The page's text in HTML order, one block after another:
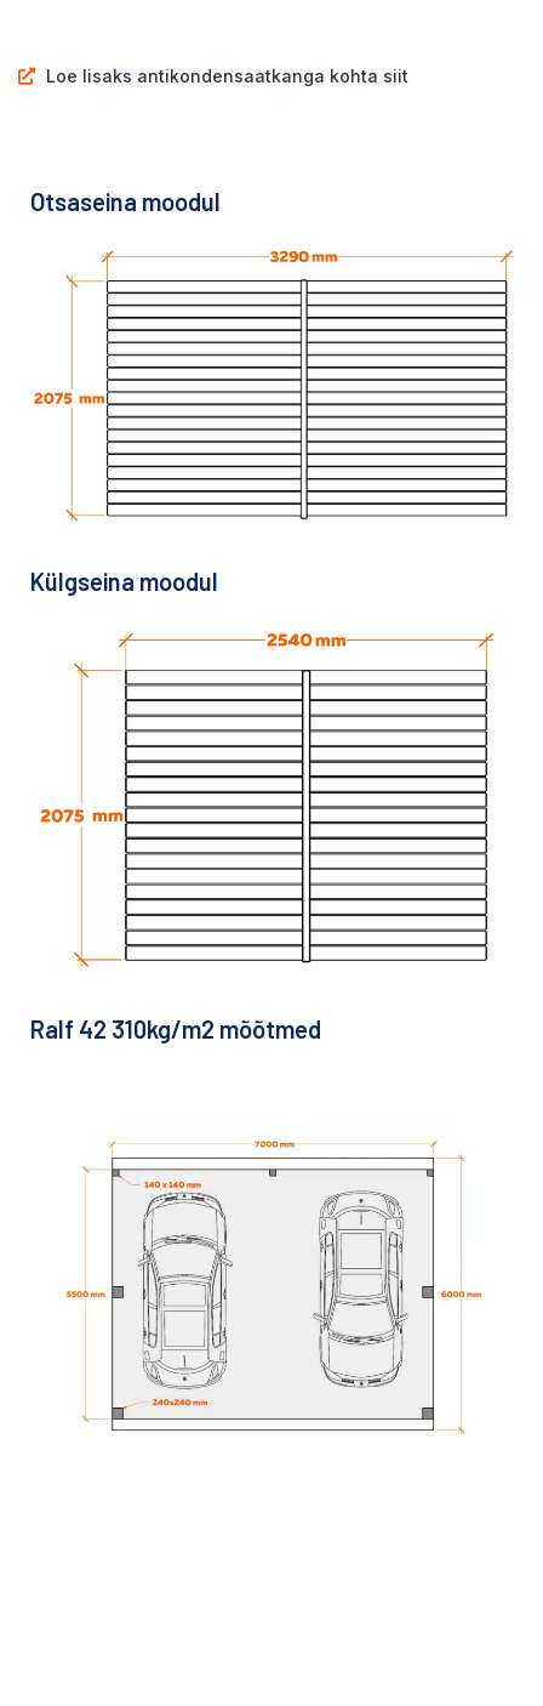
Loe lisaks antikondensaatkanga kohta siit
Otsaseina moodul
Külgseina moodul
Ralf 42 310kg/m2 mõõtmed